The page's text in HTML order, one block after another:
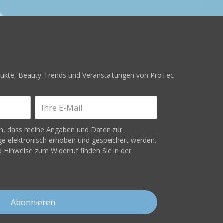
Beauty-Trends und Veranstaltungen von ProTec
dass meine Angaben und Daten zur
elektronisch erhoben und gespeichert werden.
zum Widerruf finden Sie in der
Abonnieren